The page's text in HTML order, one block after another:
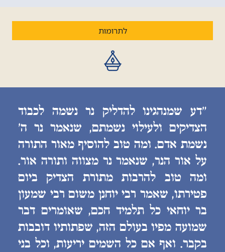
לתרומות
״דע שמנהגינו להדליק נר נשמה לכבוד
הצדיקים ולעילוי נשמתם, שנאמר נר ה׳
נשמת אדם. ומה טוב להוסיף מאור התורה
על אור הנר, שנאמר נר מצווה ותורה אור.
ומה טוב להרבות מתורת הצדיק ביום
פטירתו, שאמר רבי יוחנן משום רבי שמעון
בר יוחאי כל תלמיד חכם, שאומרים דבר
שמועה מפיו בעולם הזה, שפתותיו דובבות
בקבר. ואף אם כל השמים יריעות, וכל בני